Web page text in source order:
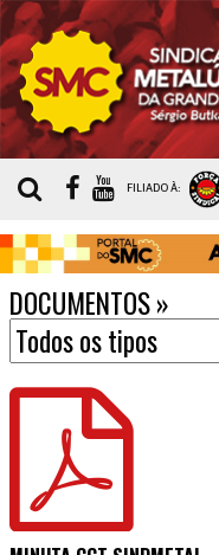
FILIADO À:
DOCUMENTOS»